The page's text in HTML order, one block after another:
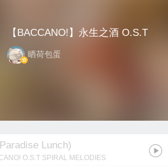
【BACCANO!】永生之酒 O.S.T
晒荷包蛋
Lunch)
O.S.T SPIRAL MELODIES